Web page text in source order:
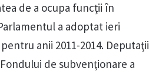
de a ocupa funcţii în
a adoptat ieri
anii 2011-2014. Deputaţii
de subvenţionare a